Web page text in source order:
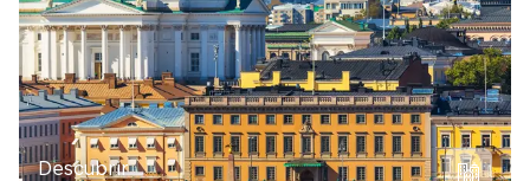
Descubrir